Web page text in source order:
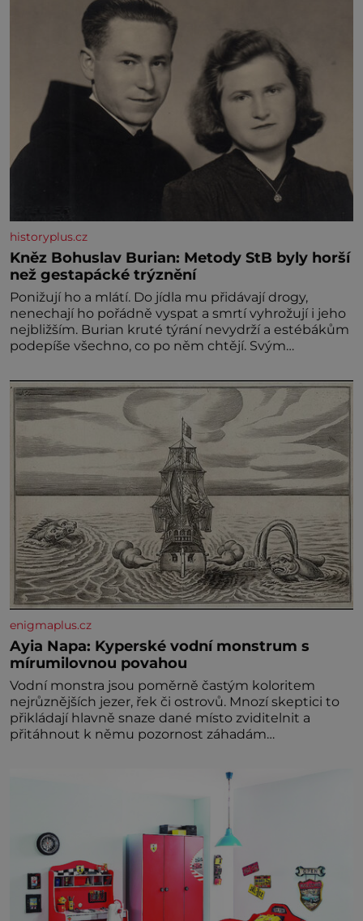
historyplus.cz
Kněz Bohuslav Burian: Metody StB byly horší
než gestapácké trýznění
Ponižují ho a mlátí. Do jídla mu přidávají drogy,
nenechají ho pořádně vyspat a smrtí vyhrožují i jeho
nejbližším. Burian kruté týrání nevydrží a estébákům
podepíše všechno, co po něm chtějí. Svým
výslechů nikdo nevyvíjel fyzický ani psychický nátlak.
Syn brněnského řezníka chce být knězem a
enigmaplus.cz
Ayia Napa: Kyperské vodní monstrum s
mírumilovnou povahou
Vodní monstra jsou poměrně častým koloritem
nejrůznějších jezer, řek či ostrovů. Mnozí skeptici to
přikládají hlavně snaze dané místo zviditelnit a
přitáhnout k němu pozornost záhadám